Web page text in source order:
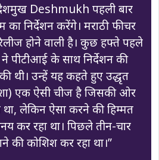
Deshmukh पहली बार
निर्देशन करेंगे। मराठी फीचर
होने वाली है। कुछ हफ्ते पहले
के साथ निर्देशन की
थी। उन्हें यह कहते हुए उद्धृत
एक ऐसी चीज है जिसकी ओर
लेकिन ऐसा करने की हिम्मत
कर रहा था। पिछले तीन-चार
की कोशिश कर रहा था।”